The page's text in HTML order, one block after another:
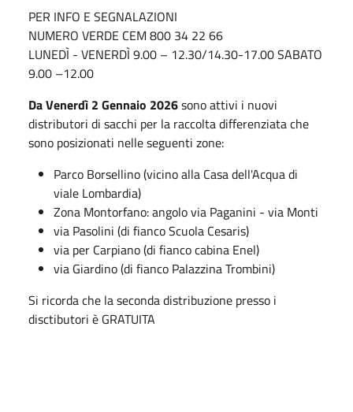
PER INFO E SEGNALAZIONI
NUMERO VERDE CEM 800 34 22 66
LUNEDÌ - VENERDÌ 9.00 – 12.30/14.30-17.00 SABATO
9.00 –12.00
Da Venerdì 2 Gennaio 2026sono attivi i nuovi
distributori di sacchi per la raccolta differenziata che
sono posizionati nelle seguenti zone:
Parco Borsellino (vicino alla Casa dell'Acqua di
viale Lombardia)
Zona Montorfano: angolo via Paganini - via Monti
via Pasolini (di fianco Scuola Cesaris)
via per Carpiano (di fianco cabina Enel)
via Giardino (di fianco Palazzina Trombini)
Si ricorda che la seconda distribuzione presso i
disctibutori è GRATUITA